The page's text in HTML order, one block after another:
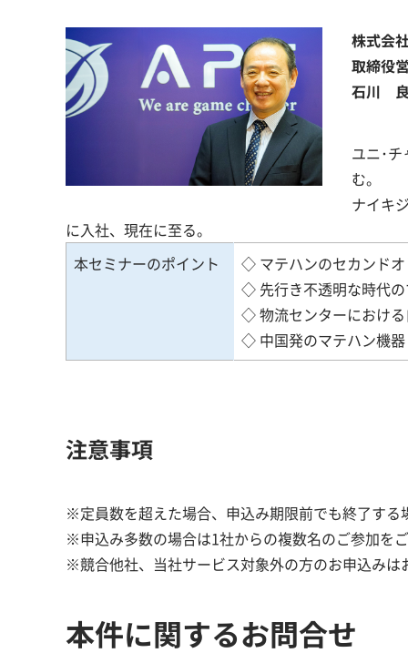
株式会
取締役
石川
ユニ･
む。
ナイキ
に入社、現在に至る。
本セミナーのポイント
◇ マテハンのセカンド
◇ 先行き不透明な時代
◇ 物流センターにおけ
◇ 中国発のマテハン機器
注意事項
※定員数を超えた場合、申込み期限前でも終了する
※申込み多数の場合は1社からの複数名のご参加を
※競合他社、当社サービス対象外の方のお申込みは
本件に関するお問合せ